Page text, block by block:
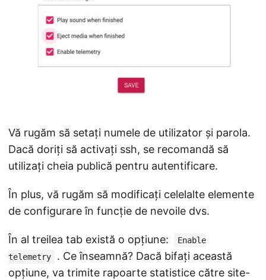
Vă rugăm să setați numele de utilizator și parola.
Dacă doriți să activați ssh, se recomandă să
utilizați cheia publică pentru autentificare.
În plus, vă rugăm să modificați celelalte elemente
de configurare în funcție de nevoile dvs.
În al treilea tab există o opțiune:
Enable
telemetry
. Ce înseamnă? Dacă bifați această
opțiune, va trimite rapoarte statistice către site-